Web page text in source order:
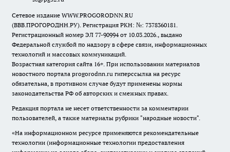
Сетевое издание WWW.PROGORODNN.RU
(ВВВ.ПРОГОРОДНН.РУ). Регистрация РКН: №: 7378360181.
Регистрационный номер ЭЛ 77-90994 от 10.03.2026., выдано
Федеральной службой по надзору в сфере связи, информационных
технологий и массовых коммуникаций.
Возрастная категория сайта 16+. При использовании материалов
новостного портала progorodnn.ru гиперссылка на ресурс
обязательна, в противном случае будут применены нормы
законодательства РФ об авторских и смежных правах.
Редакция портала не несет ответственности за комментарии
пользователей, а также материалы рубрики "народные новости".
«На информационном ресурсе применяются рекомендательные
технологии (информационные технологии предоставления